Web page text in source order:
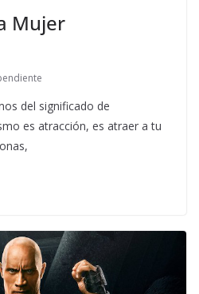
Mujer
del significado de
es atracción, es atraer a tu